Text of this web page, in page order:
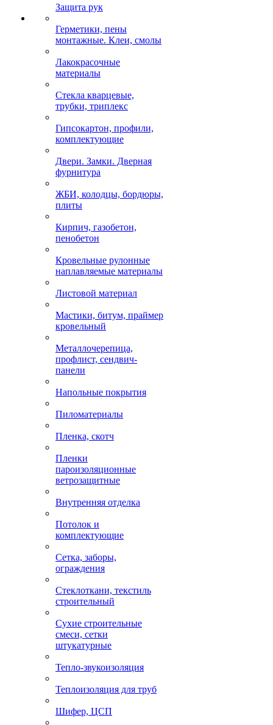
Защита рук
Герметики, пены
монтажные. Клеи, смолы
Лакокрасочные
материалы
Стекла кварцевые,
трубки, триплекс
Гипсокартон, профили,
комплектующие
Двери. Замки. Дверная
фурнитура
ЖБИ, колодцы, бордюры,
плиты
Кирпич, газобетон,
пенобетон
Кровельные рулонные
наплавляемые материалы
Листовой материал
Мастики, битум, праймер
кровельный
Металлочерепица,
профлист, сендвич-
панели
Напольные покрытия
Пиломатериалы
Пленка, скотч
Пленки
пароизоляционные
ветрозащитные
Внутренняя отделка
Потолок и
комплектующие
Сетка, заборы,
ограждения
Стеклоткани, текстиль
строительный
Сухие строительные
смеси, сетки
штукатурные
Тепло-звукоизоляция
Теплоизоляция для труб
Шифер, ЦСП